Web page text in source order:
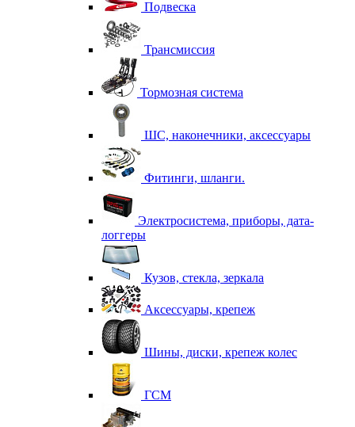
Подвеска
Трансмиссия
Тормозная система
ШС, наконечники, аксессуары
Фитинги, шланги.
Электросистема, приборы, дата-
логгеры
Кузов, стекла, зеркала
Аксессуары, крепеж
Шины, диски, крепеж колес
ГСМ